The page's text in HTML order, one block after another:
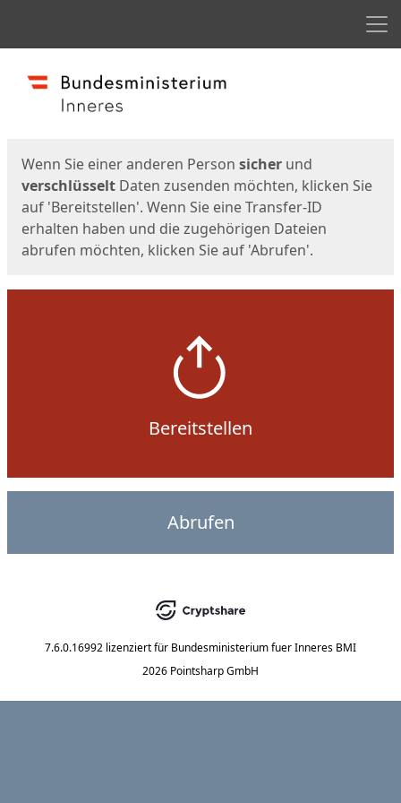
Start
Wenn Sie einer anderen Person sicher und
verschlüsselt Daten zusenden möchten, klicken Sie
auf 'Bereitstellen'. Wenn Sie eine Transfer-ID
erhalten haben und die zugehörigen Dateien
abrufen möchten, klicken Sie auf 'Abrufen'.
Bereitstellen
Abrufen
7.6.0.16992 lizenziert für Bundesministerium fuer Inneres BMI
2026 Pointsharp GmbH